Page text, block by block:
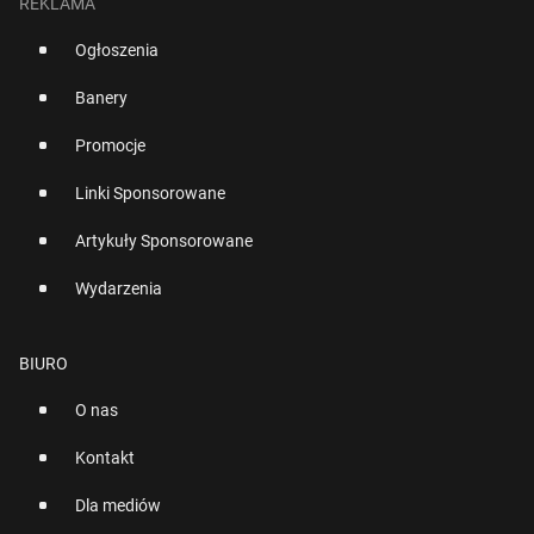
Ogłoszenia
Banery
Promocje
Linki Sponsorowane
Artykuły Sponsorowane
Wydarzenia
BIURO
O nas
Kontakt
Dla mediów